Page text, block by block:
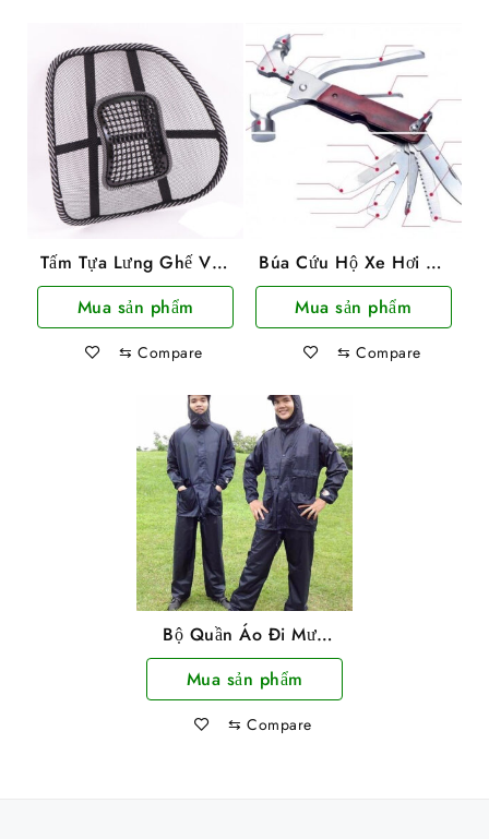
Tấm Tựa Lưng Ghế Văn
Phòng Bảo Vệ Cột Sống
Mua sản phẩm
⇆ Compare
Búa Cứu Hộ Xe Hơi Đa
Năng 7 Trong 1 Cao
Cấp
Mua sản phẩm
⇆ Compare
Bộ Quần Áo Đi Mưa
Vải Dù Nguyên Bộ
Siêu Bền Size XXXL
(3XL)
Mua sản phẩm
⇆ Compare